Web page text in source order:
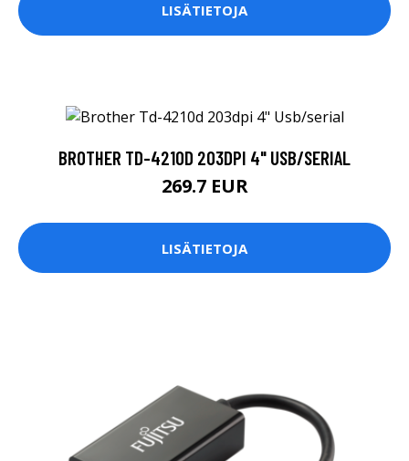
LISÄTIETOJA
BROTHER TD-4210D 203DPI 4" USB/SERIAL
269.7 EUR
LISÄTIETOJA